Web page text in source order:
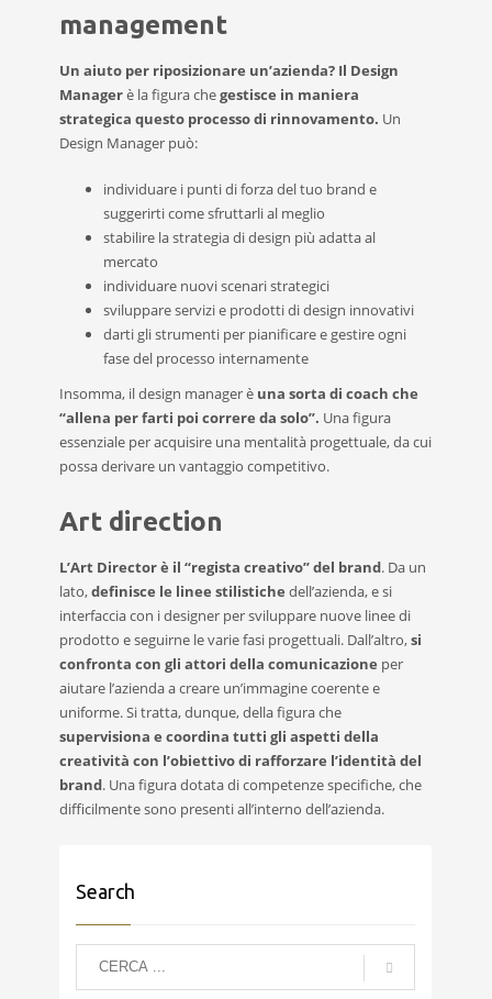
management
Un aiuto per riposizionare un’azienda? Il Design
Managerè la figura chegestisce in maniera
strategica questo processo di rinnovamento. Un
Design Manager può:
individuare i punti di forza del tuo brand e
suggerirti come sfruttarli al meglio
stabilire la strategia di design più adatta al
mercato
individuare nuovi scenari strategici
sviluppare servizi e prodotti di design innovativi
darti gli strumenti per pianificare e gestire ogni
fase del processo internamente
Insomma, il design manager è una sorta di coach che
“allena per farti poi correre da solo”. Una figura
essenziale per acquisire una mentalità progettuale, da cui
possa derivare un vantaggio competitivo.
Art direction
L’Art Director è il “regista creativo” del brand. Da un
lato,definisce le linee stilistiche dell’azienda, e si
interfaccia con i designer per sviluppare nuove linee di
prodotto e seguirne le varie fasi progettuali. Dall’altro,si
confronta con gli attori della comunicazione per
aiutare l’azienda a creare un’immagine coerente e
uniforme. Si tratta, dunque, della figura che
supervisiona e coordina tutti gli aspetti della
creatività con l’obiettivo di rafforzare l’identità del
brand. Una figura dotata di competenze specifiche, che
difficilmente sono presenti all’interno dell’azienda.
Search